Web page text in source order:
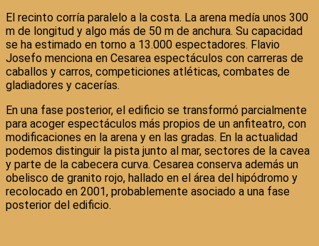
El recinto corría paralelo a la costa. La arena medía unos 300
m de longitud y algo más de 50 m de anchura. Su capacidad
se ha estimado en torno a 13.000 espectadores. Flavio
Josefo menciona en Cesarea espectáculos con carreras de
caballos y carros, competiciones atléticas, combates de
gladiadores y cacerías.
En una fase posterior, el edificio se transformó parcialmente
para acoger espectáculos más propios de un anfiteatro, con
modificaciones en la arena y en las gradas. En la actualidad
podemos distinguir la pista junto al mar, sectores de la cavea
y parte de la cabecera curva. Cesarea conserva además un
obelisco de granito rojo, hallado en el área del hipódromo y
recolocado en 2001, probablemente asociado a una fase
posterior del edificio.